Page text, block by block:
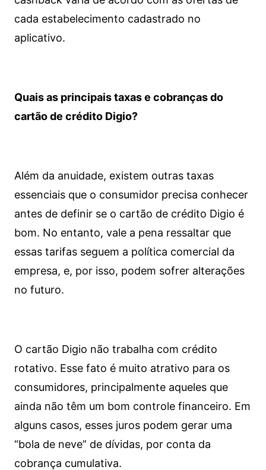
cada estabelecimento cadastrado no
aplicativo.
Quais as principais taxas e cobranças do
cartão de crédito Digio?
Além da anuidade, existem outras taxas
essenciais que o consumidor precisa conhecer
antes de definir se o cartão de crédito Digio é
bom. No entanto, vale a pena ressaltar que
essas tarifas seguem a política comercial da
empresa, e, por isso, podem sofrer alterações
no futuro.
O cartão Digio não trabalha com crédito
rotativo. Esse fato é muito atrativo para os
consumidores, principalmente aqueles que
ainda não têm um bom controle financeiro. Em
alguns casos, esses juros podem gerar uma
“bola de neve” de dívidas, por conta da
cobrança cumulativa.